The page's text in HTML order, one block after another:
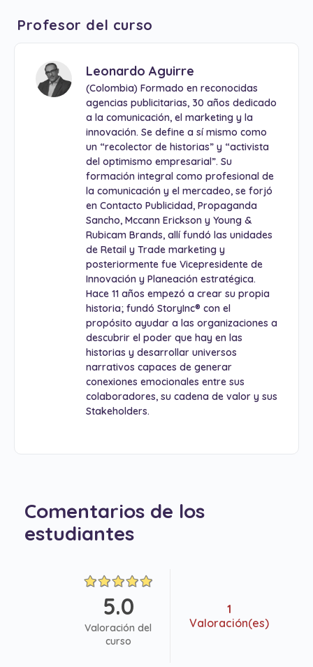
Profesor del curso
Leonardo Aguirre
(Colombia) Formado en reconocidas
agencias publicitarias, 30 años dedicado
a la comunicación, el marketing y la
innovación. Se define a sí mismo como
un “recolector de historias” y “activista
del optimismo empresarial”. Su
formación integral como profesional de
la comunicación y el mercadeo, se forjó
en Contacto Publicidad, Propaganda
Sancho, Mccann Erickson y Young &
Rubicam Brands, allí fundó las unidades
de Retail y Trade marketing y
posteriormente fue Vicepresidente de
Innovación y Planeación estratégica.
Hace 11 años empezó a crear su propia
historia; fundó StoryInc® con el
propósito ayudar a las organizaciones a
descubrir el poder que hay en las
historias y desarrollar universos
narrativos capaces de generar
conexiones emocionales entre sus
colaboradores, su cadena de valor y sus
Stakeholders.
Comentarios de los
estudiantes
5.0
Valoración del
curso
1
Valoración(es)